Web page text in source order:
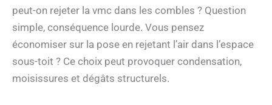
peut-on rejeter la vmc dans les combles ? Question
simple, conséquence lourde. Vous pensez
économiser sur la pose en rejetant l’air dans l’espace
sous-toit ? Ce choix peut provoquer condensation,
moisissures et dégâts structurels.